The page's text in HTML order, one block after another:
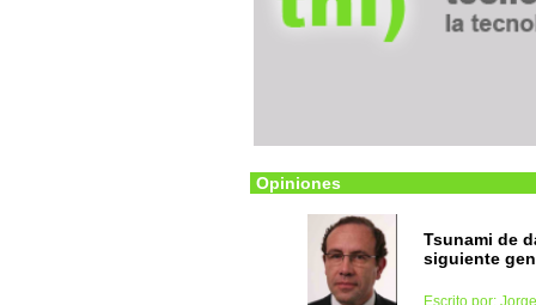
Opiniones
Tsunami de
siguiente
Escrito por: